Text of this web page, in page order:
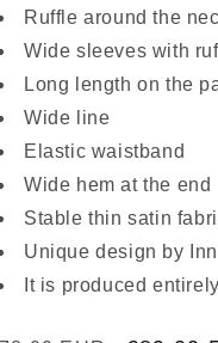
Ruffle around the
Wide sleeves with
Long length on the
Wide line
Elastic waistband
Wide hem at the end
Stable thin satin
Unique design by
It is produced